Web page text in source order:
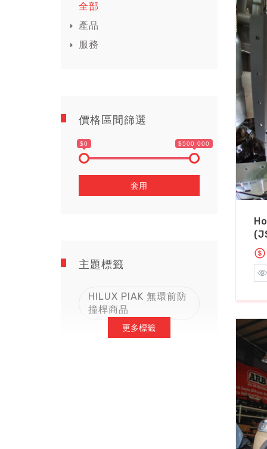
全部
產品
服務
價格區間篩選
$0 $500 000
套用
主題標籤
HILUX PIAK 無環前防
撞桿商品
更多標籤